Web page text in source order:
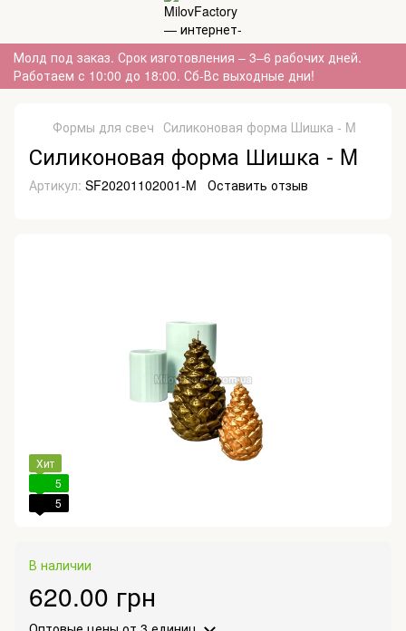
Молд под заказ. Срок изготовления – 3–6 рабочих дней.
Работаем с 10:00 до 18:00. Сб-Вс выходные дни!
Формы для свеч Силиконовая форма Шишка - M
Силиконовая форма Шишка - M
Артикул: SF20201102001-M Оставить отзыв
Хит
5
5
В наличии
620.00 грн